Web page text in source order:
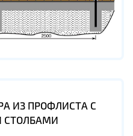
ИЗ ПРОФЛИСТА С